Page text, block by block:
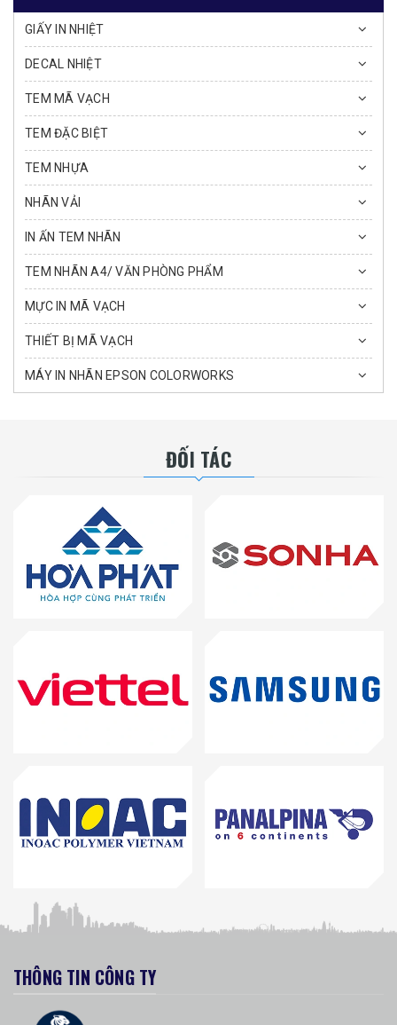
GIẤY IN NHIỆT
DECAL NHIỆT
TEM MÃ VẠCH
TEM ĐẶC BIỆT
TEM NHỰA
NHÃN VẢI
IN ẤN TEM NHÃN
TEM NHÃN A4/ VĂN PHÒNG PHẨM
MỰC IN MÃ VẠCH
THIẾT BỊ MÃ VẠCH
MÁY IN NHÃN EPSON COLORWORKS
ĐỐI TÁC
THÔNG TIN CÔNG TY